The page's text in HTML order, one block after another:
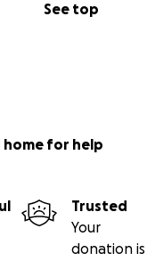
See top
for help
Trusted
Your
donation is